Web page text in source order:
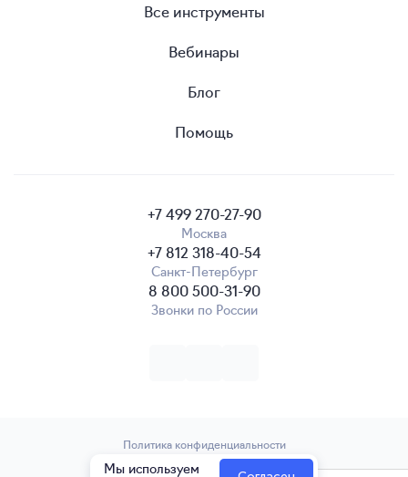
Все инструменты
Вебинары
Блог
Помощь
+7 499 270-27-90
Москва
+7 812 318-40-54
Санкт-Петербург
8 800 500-31-90
Звонки по России
2008—2026 elama.ru
Политика конфиденциальности
Мы используем